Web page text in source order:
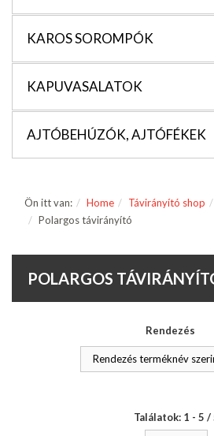
KAROS SOROMPÓK
KAPUVASALATOK
AJTÓBEHÚZÓK, AJTÓFÉKEK
Ön itt van: Home Távirányító shop
Polargos távirányító
POLARGOS
Rendezés
Rendezés terméknév
Találatok: 1 - 5 /